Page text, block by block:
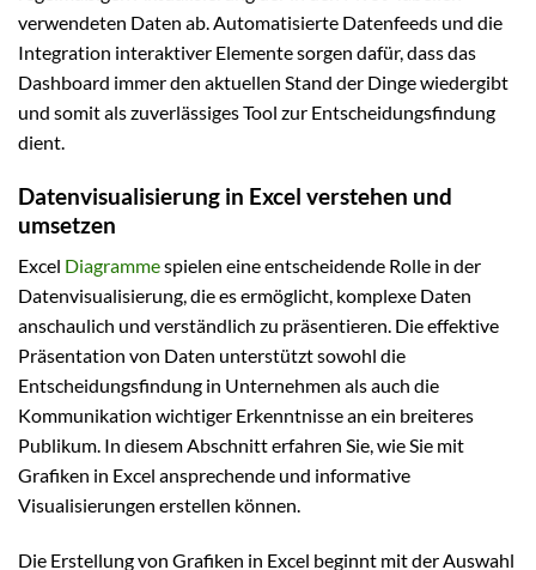
verwendeten Daten ab. Automatisierte Datenfeeds und die
Integration interaktiver Elemente sorgen dafür, dass das
Dashboard immer den aktuellen Stand der Dinge wiedergibt
und somit als zuverlässiges Tool zur Entscheidungsfindung
dient.
Datenvisualisierung in Excel verstehen und
umsetzen
Excel Diagrammespielen eine entscheidende Rolle in der
Datenvisualisierung, die es ermöglicht, komplexe Daten
anschaulich und verständlich zu präsentieren. Die effektive
Präsentation von Daten unterstützt sowohl die
Entscheidungsfindung in Unternehmen als auch die
Kommunikation wichtiger Erkenntnisse an ein breiteres
Publikum. In diesem Abschnitt erfahren Sie, wie Sie mit
Grafiken in Excel ansprechende und informative
Visualisierungen erstellen können.
Die Erstellung von Grafiken in Excel beginnt mit der Auswahl